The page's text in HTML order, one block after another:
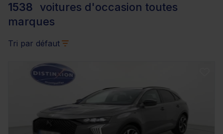
1538
voitures d'occasion toutes
marques
Tri par défaut